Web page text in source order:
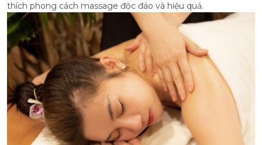
thích phong cách massage độc đáo và hiệu quả.